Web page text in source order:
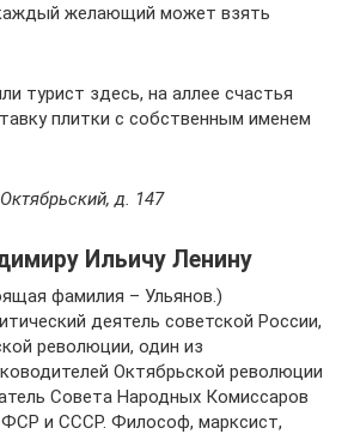
желающий может взять
турист здесь, на аллее счастья
плитки с собственным именем
д. 147
Ильичу Ленину
фамилия – Ульянов.)
деятель советской России,
революции, один из
Октябрьской революции
Совета Народных Комиссаров
и СССР. Философ, марксист,